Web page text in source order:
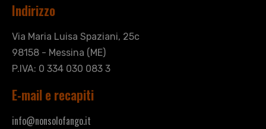
Indirizzo
Via Maria Luisa Spaziani, 25c
98158 - Messina (ME)
P.IVA: 0 334 030 083 3
E-mail e recapiti
info@nonsolofango.it